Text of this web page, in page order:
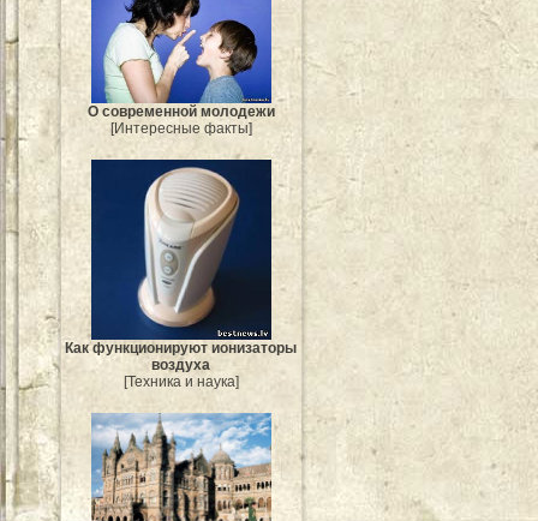
О современной молодежи
[Интересные факты]
Как функционируют ионизаторы
воздуха
[Техника и наука]